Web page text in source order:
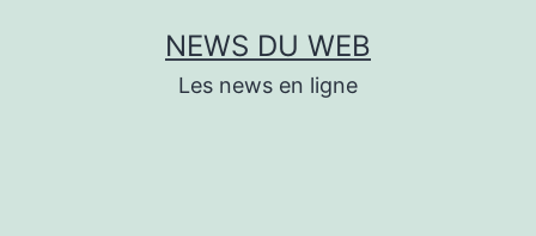
NEWS DU WEB
Les news en ligne